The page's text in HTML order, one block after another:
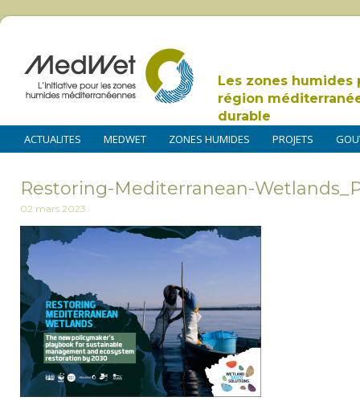
Les zones humides
région
durable
ACTUALITES MEDWET ZONES HUMIDES PROJETS
Restoring-Mediterranean-
02 mars 2023